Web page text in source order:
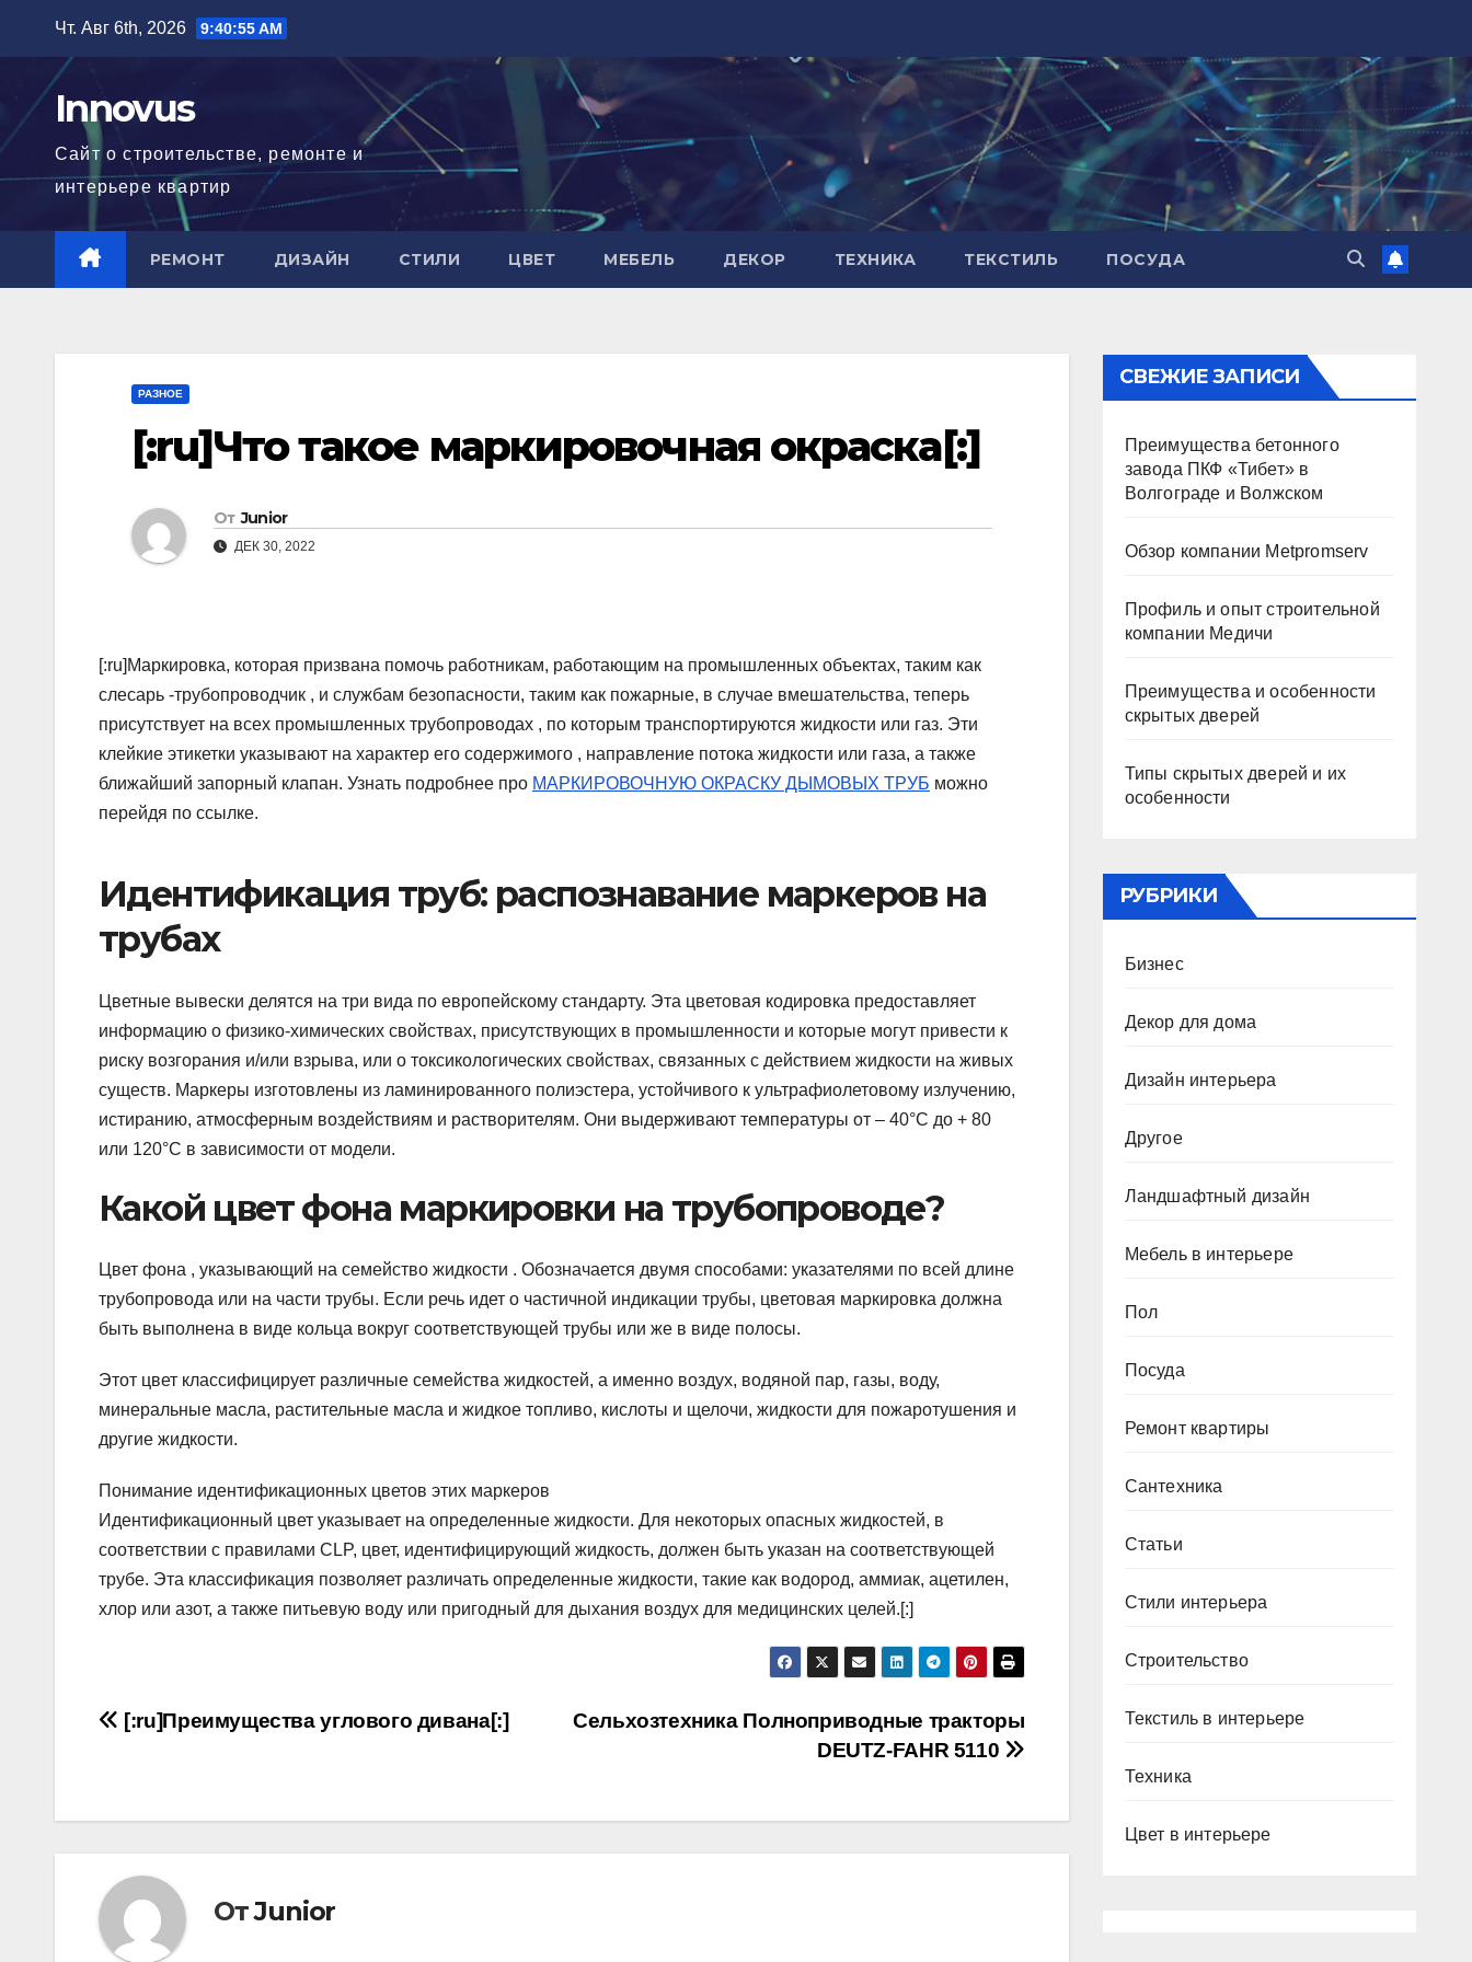
содержимому
Чт. Авг 6th, 2026 9:40:56 AM
Innovus
Сайт о строительстве, ремонте и
интерьере квартир
РЕМОНТ ДИЗАЙН СТИЛИ ЦВЕТ МЕБЕЛЬ ДЕКОР ТЕХНИКА ТЕКСТИЛЬ ПОСУДА
РАЗНОЕ
[:ru]Что такое маркировочная окраска[:]
От Junior
ДЕК 30, 2022
[:ru]Маркировка, которая призвана помочь работникам, работающим на промышленных объектах, таким как
слесарь -трубопроводчик , и службам безопасности, таким как пожарные, в случае вмешательства, теперь
присутствует на всех промышленных трубопроводах , по которым транспортируются жидкости или газ. Эти
клейкие этикетки указывают на характер его содержимого , направление потока жидкости или газа, а также
ближайший запорный клапан. Узнать подробнее про МАРКИРОВОЧНУЮ ОКРАСКУ ДЫМОВЫХ ТРУБ можно
перейдя по ссылке.
Идентификация труб: распознавание маркеров на
трубах
Цветные вывески делятся на три вида по европейскому стандарту. Эта цветовая кодировка предоставляет
информацию о физико-химических свойствах, присутствующих в промышленности и которые могут привести к
риску возгорания и/или взрыва, или о токсикологических свойствах, связанных с действием жидкости на живых
существ. Маркеры изготовлены из ламинированного полиэстера, устойчивого к ультрафиолетовому излучению,
истиранию, атмосферным воздействиям и растворителям. Они выдерживают температуры от – 40°C до + 80
или 120°C в зависимости от модели.
Какой цвет фона маркировки на трубопроводе?
Цвет фона , указывающий на семейство жидкости . Обозначается двумя способами: указателями по всей длине
трубопровода или на части трубы. Если речь идет о частичной индикации трубы, цветовая маркировка должна
быть выполнена в виде кольца вокруг соответствующей трубы или же в виде полосы.
Этот цвет классифицирует различные семейства жидкостей, а именно воздух, водяной пар, газы, воду,
минеральные масла, растительные масла и жидкое топливо, кислоты и щелочи, жидкости для пожаротушения и
другие жидкости.
Понимание идентификационных цветов этих маркеров
Идентификационный цвет указывает на определенные жидкости. Для некоторых опасных жидкостей, в
соответствии с правилами CLP, цвет, идентифицирующий жидкость, должен быть указан на соответствующей
трубе. Эта классификация позволяет различать определенные жидкости, такие как водород, аммиак, ацетилен,
хлор или азот, а также питьевую воду или пригодный для дыхания воздух для медицинских целей.[:]
Навигация
записям
Сельхозтехника Полноприводные тракторы
DEUTZ-FAHR 5110
[:ru]Преимущества углового дивана[:]
ОтJunior
СВЕЖИЕ ЗАПИСИ
Преимущества бетонного
завода ПКФ «Тибет» в
Волгограде и Волжском
Обзор компании Metpromserv
Профиль и опыт строительной
компании Медичи
Преимущества и особенности
скрытых дверей
Типы скрытых дверей и их
особенности
РУБРИКИ
Бизнес
Декор для дома
Дизайн интерьера
Другое
Ландшафтный дизайн
Мебель в интерьере
Пол
Посуда
Ремонт квартиры
Сантехника
Статьи
Стили интерьера
Строительство
Текстиль в интерьере
Техника
Цвет в интерьере